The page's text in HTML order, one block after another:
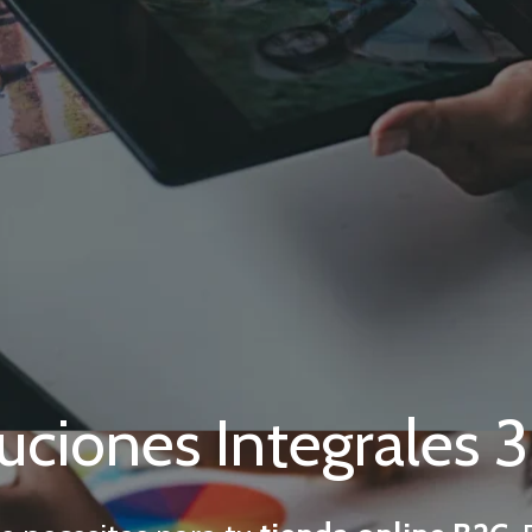
Integrales